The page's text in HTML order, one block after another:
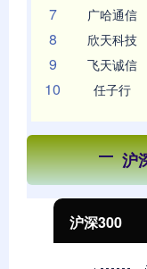
7 广哈通信
8 欣天科技
9 飞天诚信
10 任子行
沪
沪深300